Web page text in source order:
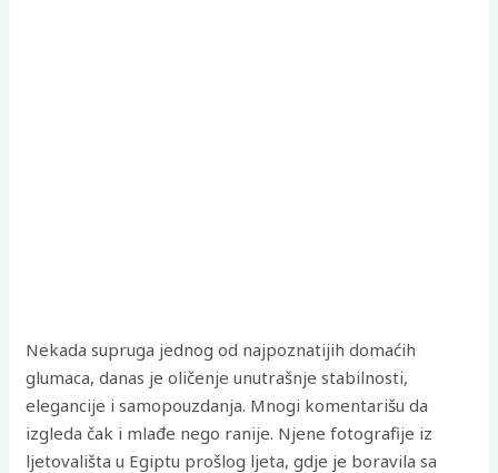
Nekada supruga jednog od najpoznatijih domaćih
glumaca, danas je oličenje unutrašnje stabilnosti,
elegancije i samopouzdanja. Mnogi komentarišu da
izgleda čak i mlađe nego ranije. Njene fotografije iz
ljetovališta u Egiptu prošlog ljeta, gdje je boravila sa